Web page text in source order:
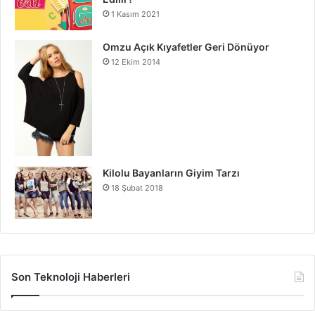
1 Kasım 2021
Omzu Açık Kıyafetler Geri Dönüyor
12 Ekim 2014
Kilolu Bayanların Giyim Tarzı
18 Şubat 2018
Son Teknoloji Haberleri